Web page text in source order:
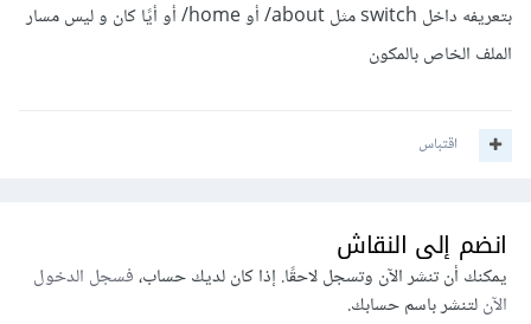
بتعريفه داخل switch مثل about/ أو home/ أو أيًا كان و ليس مسار
الملف الخاص بالمكون
اقتباس
انضم إلى النقاش
يمكنك أن تنشر الآن وتسجل لاحقًا. إذا كان لديك حساب،فسجل الدخول
الآنلتنشر باسم حسابك.